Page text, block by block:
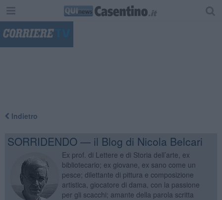
Indietro
SORRIDENDO — il Blog di Nicola Belcari
Ex prof. di Lettere e di Storia dell’arte, ex
bibliotecario; ex giovane, ex sano come un
pesce; dilettante di pittura e composizione
artistica, giocatore di dama, con la passione
per gli scacchi; amante della parola scritta